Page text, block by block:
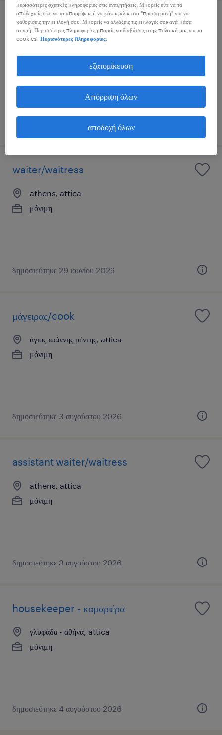
καμαριέρα
δημοσιεύτηκε 3 αυγούστου 2026
waiter/waitress
athens, attica
μόνιμη
δημοσιεύτηκε 29 ιουνίου 2026
μάγειρας/cook
άγιος ιωάννης ρέντης, attica
μόνιμη
δημοσιεύτηκε 3 αυγούστου 2026
assistant waiter/waitress
athens, attica
μόνιμη
δημοσιεύτηκε 3 αυγούστου 2026
housekeeper - καμαριέρα
γλυφάδα - αθήνα, attica
μόνιμη
δημοσιεύτηκε 4 αυγούστου 2026
περισσότερες σχετικές πληροφορίες στις αναζητήσεις. Μπορείς είτε να τα
αποδεχτείς είτε να τα απορρίψεις ή να κάνεις κλικ στο "προσαρμογή" για να
καθορίσεις την επιλογή σου. Μπορείς να αλλάξεις τις επιλογές σου ανά πάσα
στιγμή. Περισσότερες πληροφορίες μπορείς να διαβάσεις στην πολιτική μας για τα
cookies.
Περισσότερες πληροφορίες.
εξατομίκευση
Απόρριψη όλων
αποδοχή όλων